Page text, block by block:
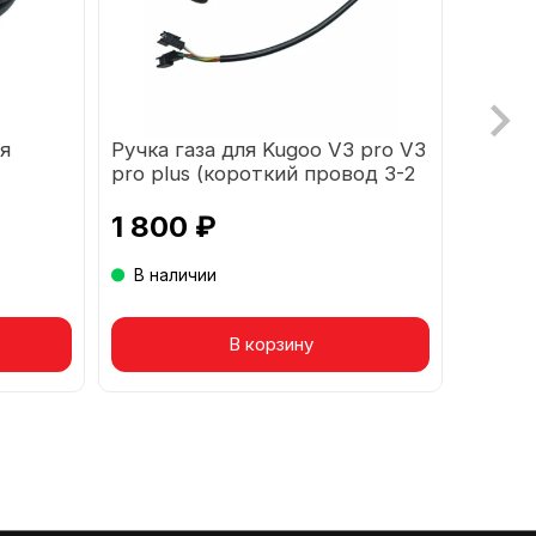
Товар в корзине
Ручка газа для Kugoo V3 pro V3
pro plus (короткий провод 3-2
1 800 ₽
В наличии
В корзину